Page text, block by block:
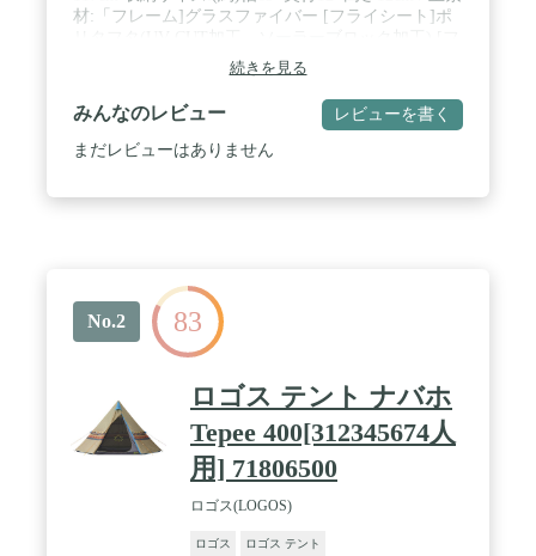
材:「フレーム]グラスファイバー [フライシート]ポ
ロアシート]PEラミネートクロス / フルクローズタ
イプ。 / 左右、後方の裾部を延長し隙間面積を縮
小。 / 発売年・モデルイヤー: 2021
続きを見る
みんなのレビュー レビューを書く
まだレビューはありません
No.2 83
ロゴス テント ナバホ
Tepee 400[312345674人
用] 71806500
ロゴス(LOGOS)
ロゴス ロゴス テント